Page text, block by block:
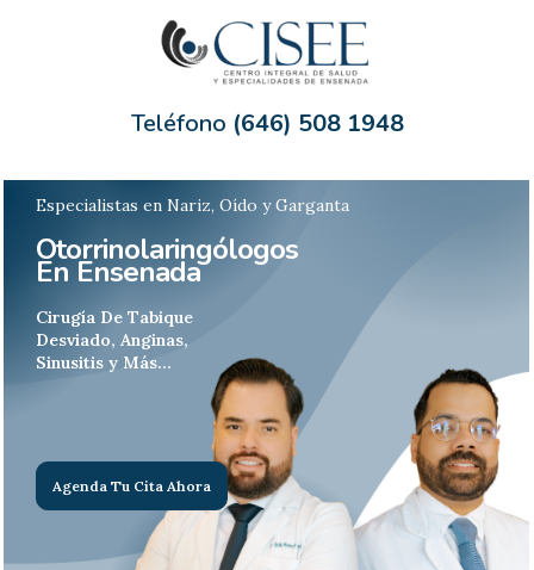
Teléfono (646) 508 1948
Especialistas en Nariz, Oído y Garganta
Otorrinolaringólogos
EnEnsenada
Cirugía De Tabique
Desviado, Anginas,
Sinusitis y Más…
Agenda Tu Cita Ahora